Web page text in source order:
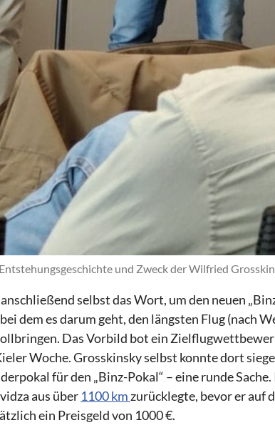
und Zweck der Wilfried
selbst das Wort, um den neuen
dem es darum geht, den längsten Flug (nach
Das Vorbild bot ein
Woche. Grosskinsky selbst konnte dort
für den „Binz-Pokal“ – eine runde
aus über 1100 km zurücklegte, bevor er auf
ein Preisgeld von 1000 €.